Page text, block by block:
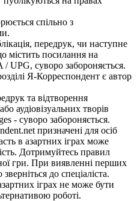
спільно з
передрук, чи наступне
містить посилання на
/ UPG, суворо забороняється.
Я-Корреспондент є автор
та відтворення
аудіовізуальних творів
- суворо забороняється.
призначені для осіб
в азартних іграх може
Дотримуйтесь правил
гри. При виявленні перших
до спеціаліста.
іграх не може бути
роботі.